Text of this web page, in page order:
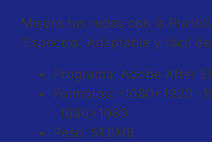
Mejora tus redes con la
‘Espectro’. Adaptable y fácil
Programa: Adobe After
Formatos: -1080×1920 -
-1080×1080
Peso: 51.9MB